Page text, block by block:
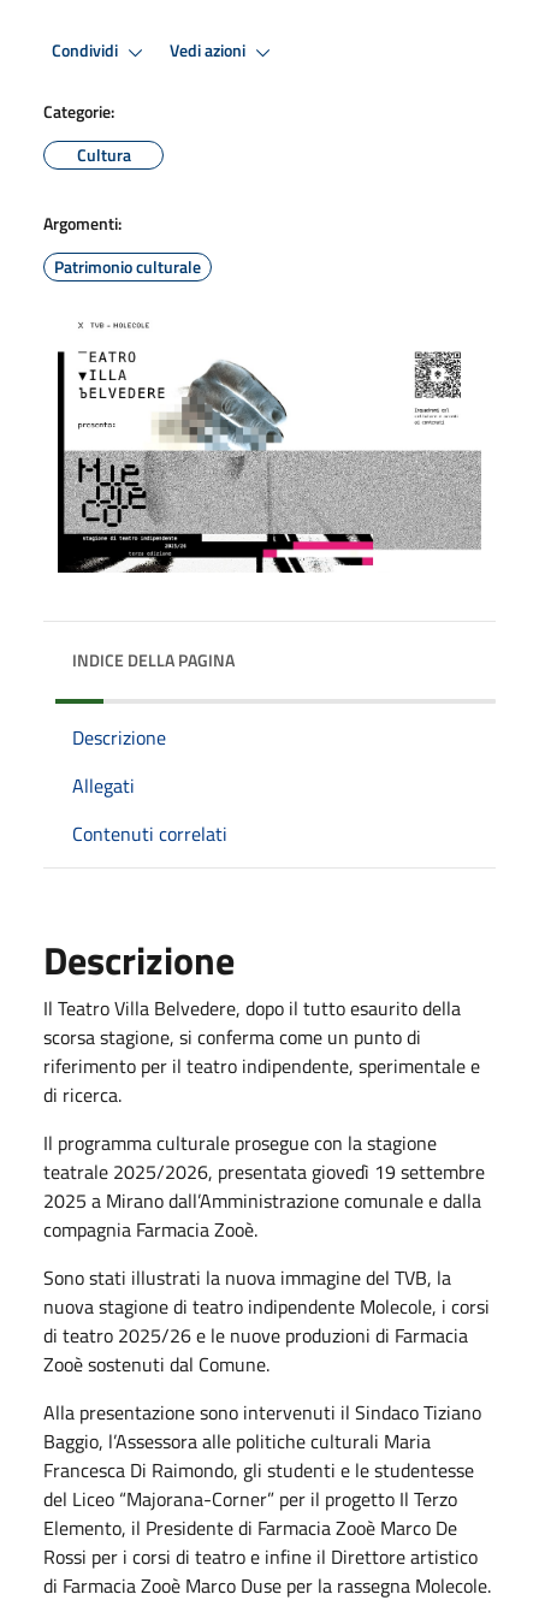
Condividi Vedi azioni
Categorie:
Cultura
Argomenti:
Patrimonio culturale
INDICE DELLA PAGINA
Descrizione
Allegati
Contenuti correlati
Descrizione
Il Teatro Villa Belvedere, dopo il tutto esaurito della
scorsa stagione, si conferma come un punto di
riferimento per il teatro indipendente, sperimentale e
di ricerca.
Il programma culturale prosegue con la stagione
teatrale 2025/2026, presentata giovedì 19 settembre
2025 a Mirano dall’Amministrazione comunale e dalla
compagnia Farmacia Zooè.
Sono stati illustrati la nuova immagine del TVB, la
nuova stagione di teatro indipendente Molecole, i corsi
di teatro 2025/26 e le nuove produzioni di Farmacia
Zooè sostenuti dal Comune.
Alla presentazione sono intervenuti il Sindaco Tiziano
Baggio, l’Assessora alle politiche culturali Maria
Francesca Di Raimondo, gli studenti e le studentesse
del Liceo “Majorana-Corner” per il progetto Il Terzo
Elemento, il Presidente di Farmacia Zooè Marco De
Rossi per i corsi di teatro e infine il Direttore artistico
di Farmacia Zooè Marco Duse per la rassegna Molecole.